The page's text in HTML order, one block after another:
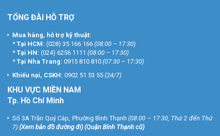
TỔNG ĐÀI HỖ TRỢ
Mua hàng, hỗ trợ kỹ thuật:
* Tại HCM: (028) 35 166 166 (08:00 – 17:30)
* Tại HN: (024) 6256 1111 (08:00 – 17:30)
* Tại Nha Trang: 0915 810 810 (07:30 – 17:30)
Khiếu nại, CSKH: 0902 51 53 55 (24/7)
KHU VỰC MIỀN NAM
Tp. Hồ Chí Minh
Số 3A Trần Quý Cáp, Phường Bình Thạnh (08:00 – 17:30, Thứ 2 đến Thứ
7) (Xem bản đồ đường đi) (Quận Bình Thạnh cũ)